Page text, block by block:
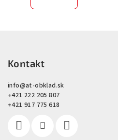
Kontakt
info@at-obklad.sk
+421 222 205 807
+421 917 775 618